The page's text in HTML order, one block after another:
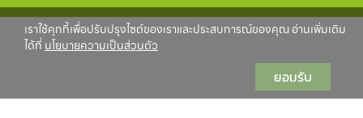
เราใช้คุกกี้เพื่อปรับปรุงไซต์ของเราและประสบการณ์ของคุณ อ่านเพิ่มเติม
ได้ที่ นโยบายความเป็นส่วนตัว
ยอมรับ